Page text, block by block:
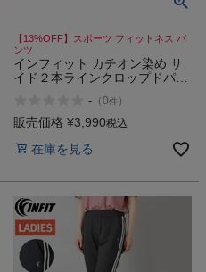
【13%OFF】スポーツ フィットネス パ
ンツ
インフィット カチオン染め サ
イド２本ラインクロップドパン
- （0件 ）
販売価格 ¥3,990税込
在庫を見る